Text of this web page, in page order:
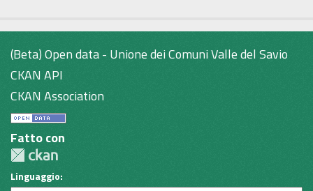
(Beta) Open data - Unione dei Comuni Valle del Savio
CKAN API
CKAN Association
Fatto con
Linguaggio